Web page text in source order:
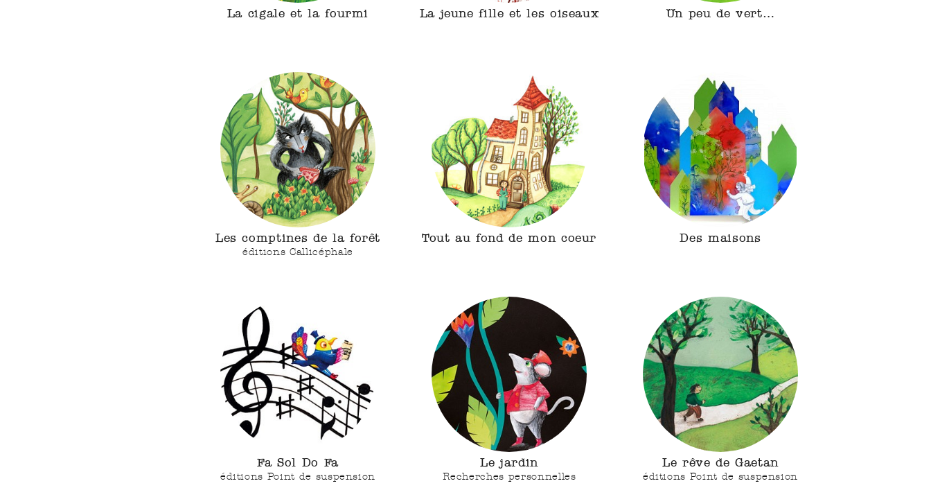
La cigale et la fourmi La jeune fille et les oiseaux Un peu de vert…
Les comptines de la forêt
éditions Callicéphale
Tout au fond de mon coeur Des maisons
Fa Sol Do Fa
éditions Point de suspension
Le jardin
Recherches personnelles
Le rêve de Gaetan
éditions Point de suspension